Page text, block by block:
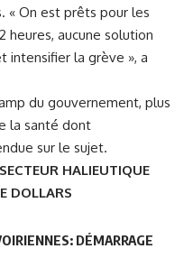
« On est prêts pour les
heures, aucune solution
intensifier la grève », a
du gouvernement, plus
la santé dont
sur le sujet.
HALIEUTIQUE
DOLLARS
DÉMARRAGE